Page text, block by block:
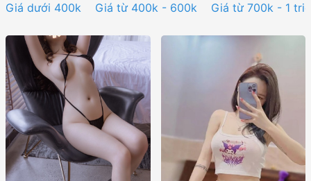
Giá dưới 400k Giá từ 400k - 600k Giá từ 700k - 1